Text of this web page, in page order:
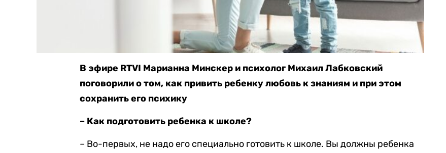
В эфире RTVI Марианна Минскер и психолог Михаил Лабковский
поговорили о том, как привить ребенку любовь к знаниям и при этом
сохранить его психику
– Как подготовить ребенка к школе?
– Во-первых, не надо его специально готовить к школе. Вы должны ребенка